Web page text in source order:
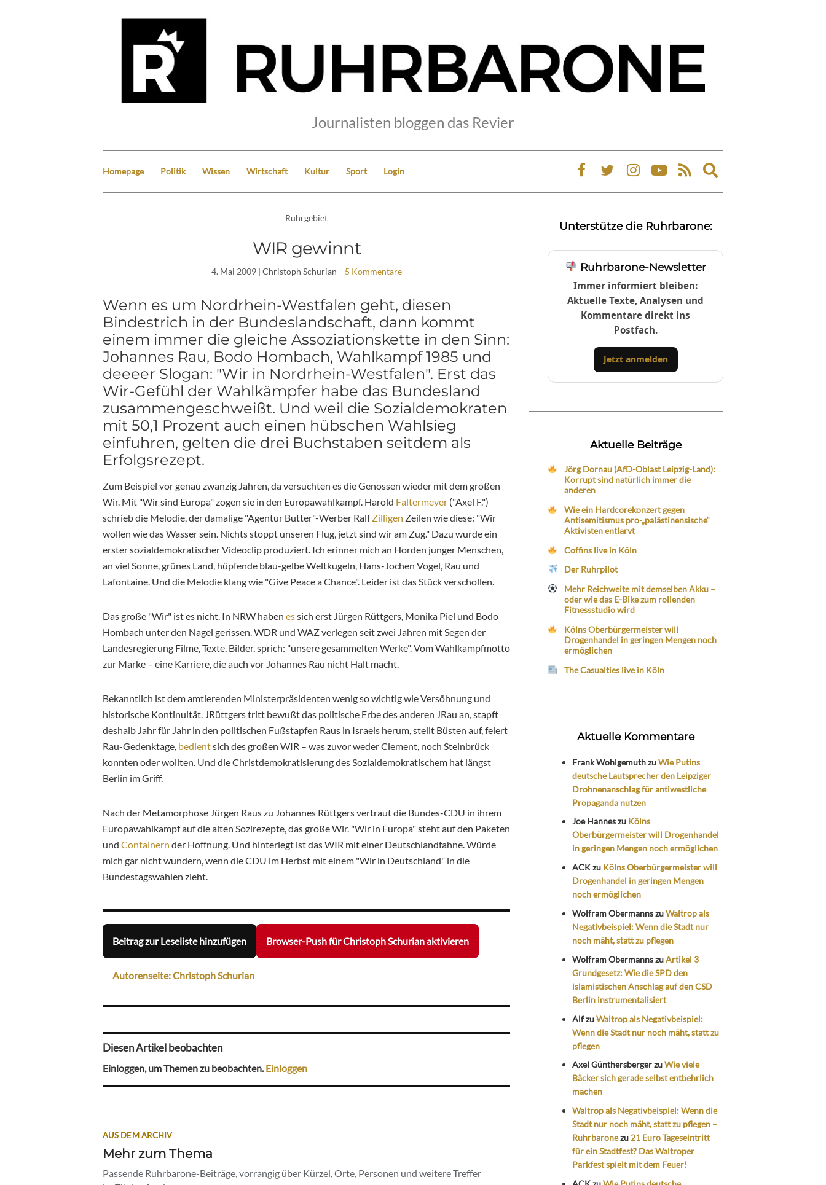
Journalisten bloggen das Revier
Homepage Politik Wissen Wirtschaft Kultur Sport Login
Expand
search
Ruhrgebiet
WIR gewinnt
4. Mai 2009| Christoph Schurian 5 Kommentare
Wenn es um Nordrhein-Westfalen geht, diesen
Bindestrich in der Bundeslandschaft, dann kommt
einem immer die gleiche Assoziationskette in den Sinn:
Johannes Rau, Bodo Hombach, Wahlkampf 1985 und
deeeer Slogan: "Wir in Nordrhein-Westfalen". Erst das
Wir-Gefühl der Wahlkämpfer habe das Bundesland
zusammengeschweißt. Und weil die Sozialdemokraten
mit 50,1 Prozent auch einen hübschen Wahlsieg
einfuhren, gelten die drei Buchstaben seitdem als
Erfolgsrezept.
Zum Beispiel vor genau zwanzig Jahren, da versuchten es die Genossen wieder mit dem großen
Wir. Mit "Wir sind Europa" zogen sie in den Europawahlkampf. Harold Faltermeyer ("Axel F.")
schrieb die Melodie, der damalige "Agentur Butter"-Werber RalfZilligen Zeilen wie diese: "Wir
wollen wie das Wasser sein. Nichts stoppt unseren Flug, jetzt sind wir am Zug." Dazu wurde ein
erster sozialdemokratischer Videoclip produziert. Ich erinner mich an Horden junger Menschen,
an viel Sonne, grünes Land, hüpfende blau-gelbe Weltkugeln, Hans-Jochen Vogel, Rau und
Lafontaine. Und die Melodie klang wie "Give Peace a Chance". Leider ist das Stück verschollen.
Das große "Wir" ist es nicht. In NRW haben essich erst Jürgen Rüttgers, Monika Piel und Bodo
Hombach unter den Nagel gerissen. WDR und WAZ verlegen seit zwei Jahren mit Segen der
Landesregierung Filme, Texte, Bilder, sprich: "unsere gesammelten Werke". Vom Wahlkampfmotto
zur Marke – eine Karriere, die auch vor Johannes Rau nicht Halt macht.
Bekanntlich ist dem amtierenden Ministerpräsidenten wenig so wichtig wie Versöhnung und
historische Kontinuität. JRüttgers tritt bewußt das politische Erbe des anderen JRau an, stapft
deshalb Jahr für Jahr in den politischen Fußstapfen Raus in Israels herum, stellt Büsten auf, feiert
Rau-Gedenktage, bedientsich des großen WIR – was zuvor weder Clement, noch Steinbrück
konnten oder wollten. Und die Christdemokratisierung des Sozialdemokratischem hat längst
Berlin im Griff.
Nach der Metamorphose Jürgen Raus zu Johannes Rüttgers vertraut die Bundes-CDU in ihrem
Europawahlkampf auf die alten Sozirezepte, das große Wir. "Wir in Europa" steht auf den Paketen
und Containern der Hoffnung. Und hinterlegt ist das WIR mit einer Deutschlandfahne. Würde
mich gar nicht wundern, wenn die CDU im Herbst mit einem "Wir in Deutschland" in die
Bundestagswahlen zieht.
Beitrag zur Leseliste hinzufügen Browser-Push für Christoph Schurian aktivieren
Autorenseite: Christoph Schurian
Diesen Artikel beobachten
Einloggen, um Themen zu beobachten.Einloggen
AUS DEM ARCHIV
Mehr zum Thema
Passende Ruhrbarone-Beiträge, vorrangig über Kürzel, Orte, Personen und weitere Treffer
Unterstütze die Ruhrbarone:
Ruhrbarone-Newsletter
Immer informiert bleiben:
Aktuelle Texte, Analysen und
Kommentare direkt ins
Postfach.
Jetzt anmelden
Aktuelle Beiträge
Jörg Dornau (AfD-Oblast Leipzig-Land):
Korrupt sind natürlich immer die
anderen
Wie ein Hardcorekonzert gegen
Antisemitismus pro-„palästinensische“
Aktivisten entlarvt
Coffins live in Köln
Der Ruhrpilot
Mehr Reichweite mit demselben Akku –
oder wie das E-Bike zum rollenden
Fitnessstudio wird
Kölns Oberbürgermeister will
Drogenhandel in geringen Mengen noch
ermöglichen
The Casualties live in Köln
Aktuelle Kommentare
Frank WohlgemuthzuWie Putins
deutsche Lautsprecher den Leipziger
Drohnenanschlag für antiwestliche
Propaganda nutzen
Joe Hanneszu Kölns
Oberbürgermeister will Drogenhandel
in geringen Mengen noch ermöglichen
ACKzu Kölns Oberbürgermeister will
Drogenhandel in geringen Mengen
noch ermöglichen
Wolfram ObermannszuWaltrop als
Negativbeispiel: Wenn die Stadt nur
noch mäht, statt zu pflegen
Wolfram ObermannszuArtikel 3
Grundgesetz: Wie die SPD den
islamistischen Anschlag auf den CSD
Berlin instrumentalisiert
AlfzuWaltrop als Negativbeispiel:
Wenn die Stadt nur noch mäht, statt zu
pflegen
Axel GünthersbergerzuWie viele
Bäcker sich gerade selbst entbehrlich
machen
Waltrop als Negativbeispiel: Wenn die
Stadt nur noch mäht, statt zu pflegen –
Ruhrbaronezu 21 Euro Tageseintritt
für ein Stadtfest? Das Waltroper
Parkfest spielt mit dem Feuer!